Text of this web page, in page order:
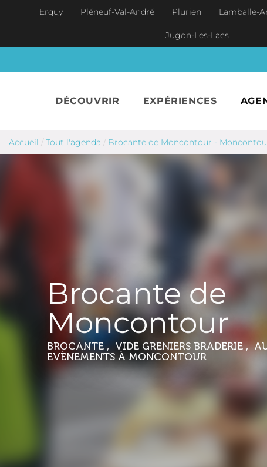
Aller au contenu principal
Erquy Pléneuf-Val-André Plurien Lamballe-
Jugon-Les-Lacs
DÉCOUVRIR EXPÉRIENCES
Accueil / Tout l'agenda / Brocante de Moncontour -
Brocante de
Moncontour
BROCANTE , VIDE GRENIERS BRADERIE ,
EVÈNEMENTS À MONCONTOUR